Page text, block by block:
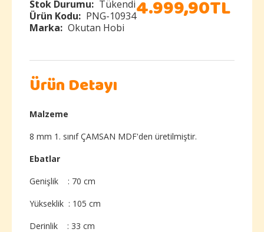
Stok Durumu: Tükendi
Ürün Kodu: PNG-10934
Marka: Okutan Hobi
4.999,90TL
Ürün Detayı
Malzeme
8 mm 1. sınıf ÇAMSAN MDF'den üretilmiştir.
Ebatlar
Genişlik : 70 cm
Yükseklik : 105 cm
Derinlik : 33 cm